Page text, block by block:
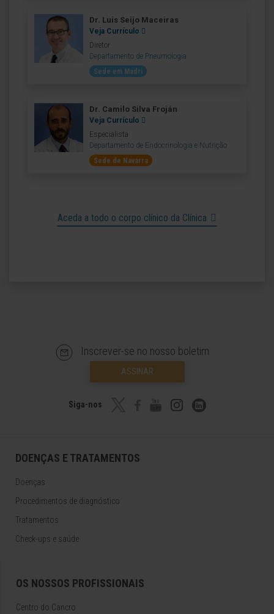
Dr. Luis Seijo Maceiras
Veja Currículo
Diretor
Departamento de Pneumologia
Sede em Madri
Dr. Camilo Silva Froján
Veja Currículo
Especialista
Departamento de Endocrinologia e Nutrição
Sede de Navarra
Aceda a todo o corpo clínico da Clínica
Inscrever-se no nosso boletim
ASSINAR
Siga-nos
DOENÇAS E TRATAMENTOS
Doenças
Procedimentos de diagnóstico
Tratamentos
Check-ups e saúde
OS NOSSOS PROFISSIONAIS
Centro do Cancro